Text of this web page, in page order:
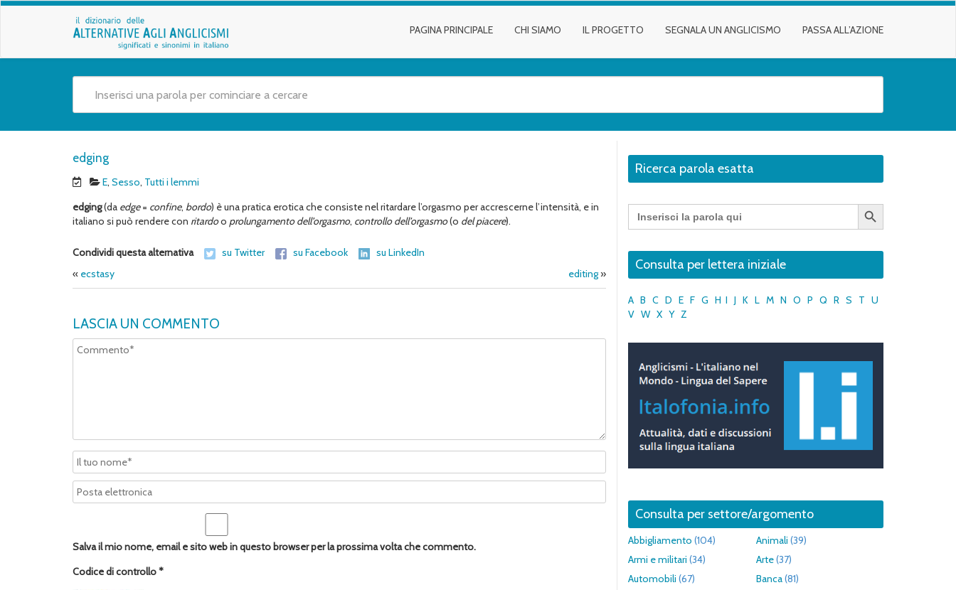
PAGINA PRINCIPALE CHI SIAMO IL PROGETTO SEGNALA UN ANGLICISMO PASSA ALL’AZIONE
edging
E, Sesso, Tutti i lemmi
edging(da edge= confine, bordo) è una pratica erotica che consiste nel ritardare l’orgasmo per accrescerne l’intensità, e in
italiano si può rendere con ritardoo prolungamento dell’orgasmo, controllo dell’orgasmo(o del piacere).
Condividi questa alternativa su Twitter su Facebook
su LinkedIn
« ecstasy editing»
LASCIA UN COMMENTO
Salva il mio nome, email e sito web in questo browser per la prossima volta che commento.
Codice di controllo*
Ricerca parola esatta
Search
for:
Search Button
Consulta per lettera iniziale
A B C D E F G H I J K L M N O P Q R S T U
V W X Y Z
Consulta per settore/argomento
Abbigliamento (104) Animali (39)
Armi e militari (34) Arte(37)
Automobili (67) Banca(81)